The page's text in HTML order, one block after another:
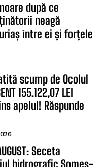
după ce
neagă
între ei și forțele
scump de Ocolul
155.122,07 LEI
apelul! Răspunde
Seceta